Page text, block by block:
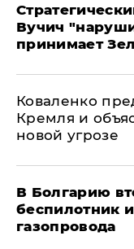
Вучич
принимает
Коваленко
Кремля и
новой угрозе
В Болгарию
беспилотник
газопровода